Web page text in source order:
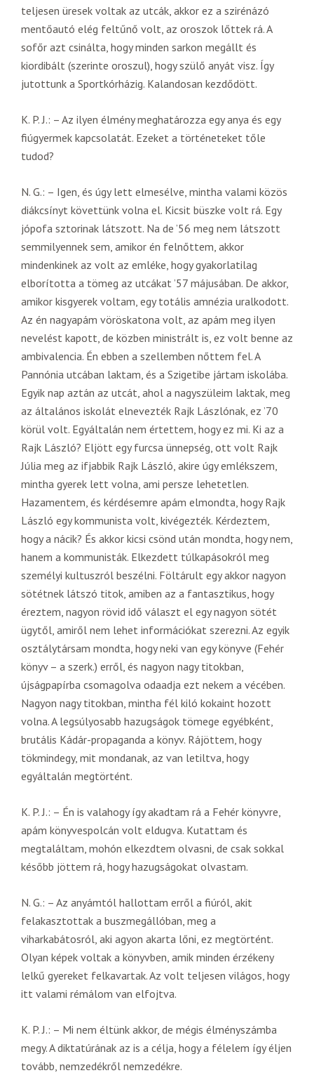
teljesen üresek voltak az utcák, akkor ez a szirénázó
mentőautó elég feltűnő volt, az oroszok lőttek rá. A
sofőr azt csinálta, hogy minden sarkon megállt és
kiordibált (szerinte oroszul), hogy szülő anyát visz. Így
jutottunk a Sportkórházig. Kalandosan kezdődött.
K. P. J.: – Az ilyen élmény meghatározza egy anya és egy
fiúgyermek kapcsolatát. Ezeket a történeteket tőle
tudod?
N. G.: – Igen, és úgy lett elmesélve, mintha valami közös
diákcsínyt követtünk volna el. Kicsit büszke volt rá. Egy
jópofa sztorinak látszott. Na de ’56 meg nem látszott
semmilyennek sem, amikor én felnőttem, akkor
mindenkinek az volt az emléke, hogy gyakorlatilag
elborította a tömeg az utcákat ’57 májusában. De akkor,
amikor kisgyerek voltam, egy totális amnézia uralkodott.
Az én nagyapám vöröskatona volt, az apám meg ilyen
nevelést kapott, de közben ministrált is, ez volt benne az
ambivalencia. Én ebben a szellemben nőttem fel. A
Pannónia utcában laktam, és a Szigetibe jártam iskolába.
Egyik nap aztán az utcát, ahol a nagyszüleim laktak, meg
az általános iskolát elnevezték Rajk Lászlónak, ez ’70
körül volt. Egyáltalán nem értettem, hogy ez mi. Ki az a
Rajk László? Eljött egy furcsa ünnepség, ott volt Rajk
Júlia meg az ifjabbik Rajk László, akire úgy emlékszem,
mintha gyerek lett volna, ami persze lehetetlen.
Hazamentem, és kérdésemre apám elmondta, hogy Rajk
László egy kommunista volt, kivégezték. Kérdeztem,
hogy a nácik? És akkor kicsi csönd után mondta, hogy nem,
hanem a kommunisták. Elkezdett túlkapásokról meg
személyi kultuszról beszélni. Föltárult egy akkor nagyon
sötétnek látszó titok, amiben az a fantasztikus, hogy
éreztem, nagyon rövid idő választ el egy nagyon sötét
ügytől, amiről nem lehet információkat szerezni. Az egyik
osztálytársam mondta, hogy neki van egy könyve (Fehér
könyv – a szerk.) erről, és nagyon nagy titokban,
újságpapírba csomagolva odaadja ezt nekem a vécében.
Nagyon nagy titokban, mintha fél kiló kokaint hozott
volna. A legsúlyosabb hazugságok tömege egyébként,
brutális Kádár-propaganda a könyv. Rájöttem, hogy
tökmindegy, mit mondanak, az van letiltva, hogy
egyáltalán megtörtént.
K. P. J.: – Én is valahogy így akadtam rá a Fehér könyvre,
apám könyvespolcán volt eldugva. Kutattam és
megtaláltam, mohón elkezdtem olvasni, de csak sokkal
később jöttem rá, hogy hazugságokat olvastam.
N. G.: – Az anyámtól hallottam erről a fiúról, akit
felakasztottak a buszmegállóban, meg a
viharkabátosról, aki agyon akarta lőni, ez megtörtént.
Olyan képek voltak a könyvben, amik minden érzékeny
lelkű gyereket felkavartak. Az volt teljesen világos, hogy
itt valami rémálom van elfojtva.
K. P. J.: – Mi nem éltünk akkor, de mégis élményszámba
megy. A diktatúrának az is a célja, hogy a félelem így éljen
tovább, nemzedékről nemzedékre.